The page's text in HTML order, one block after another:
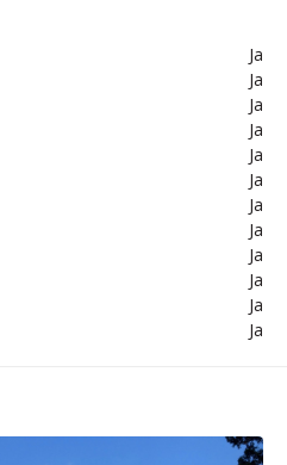
Ja
Ja
Ja
Ja
Ja
Ja
Ja
Ja
Ja
Ja
Ja
Ja